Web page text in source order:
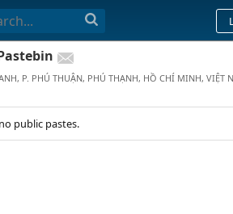
P. PHÚ THUẬN, PHÚ THẠNH, HỒ CHÍ MINH, VIỆT
public pastes.